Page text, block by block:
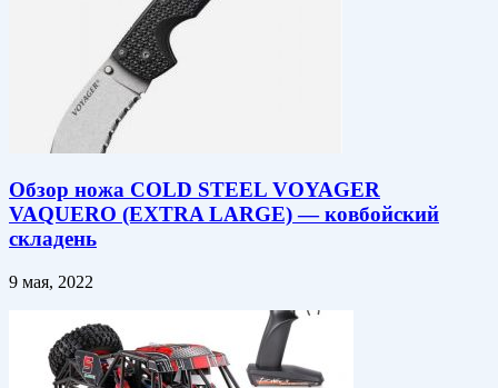
Обзор ножа COLD STEEL VOYAGER
VAQUERO (EXTRA LARGE) — ковбойский
складень
9 мая, 2022